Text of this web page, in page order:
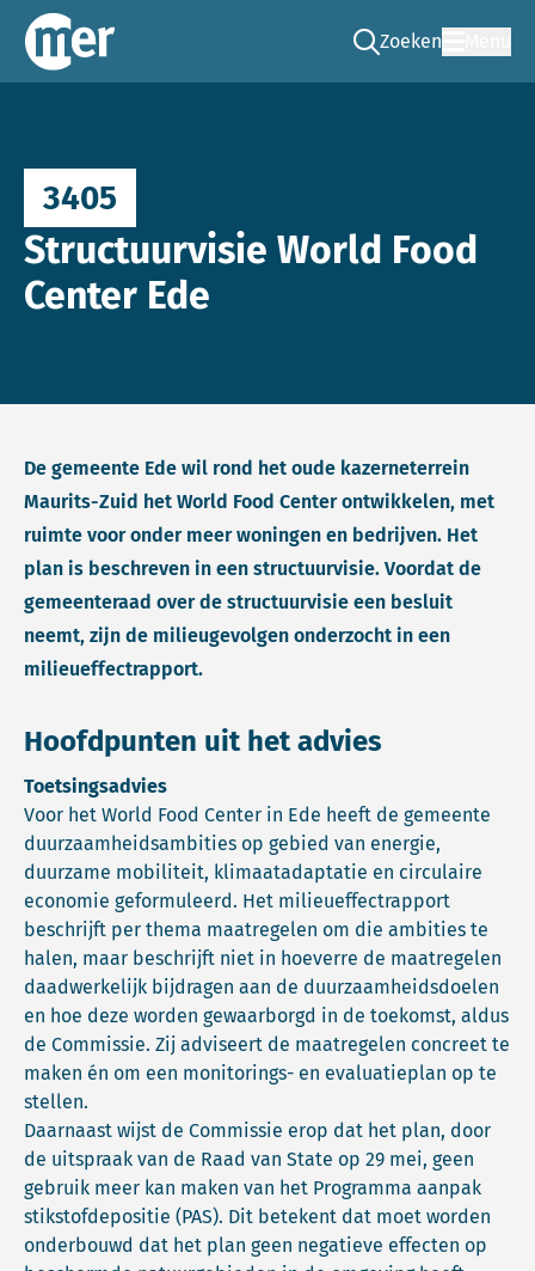
Commissie mer
Zoeken
Ga naar de zoek
3405
Structuurvisie World Food
Center Ede
De gemeente Ede wil rond het oude kazerneterrein
Maurits-Zuid het World Food Center ontwikkelen, met
ruimte voor onder meer woningen en bedrijven. Het
plan is beschreven in een structuurvisie. Voordat de
gemeenteraad over de structuurvisie een besluit
neemt, zijn de milieugevolgen onderzocht in een
milieueffectrapport.
Hoofdpunten uit het advies
Toetsingsadvies
Voor het World Food Center in Ede heeft de gemeente
duurzaamheidsambities op gebied van energie,
duurzame mobiliteit, klimaatadaptatie en circulaire
economie geformuleerd. Het milieueffectrapport
beschrijft per thema maatregelen om die ambities te
halen, maar beschrijft niet in hoeverre de maatregelen
daadwerkelijk bijdragen aan de duurzaamheidsdoelen
en hoe deze worden gewaarborgd in de toekomst, aldus
de Commissie. Zij adviseert de maatregelen concreet te
maken én om een monitorings- en evaluatieplan op te
stellen.
Daarnaast wijst de Commissie erop dat het plan, door
de uitspraak van de Raad van State op 29 mei, geen
gebruik meer kan maken van het Programma aanpak
stikstofdepositie (PAS). Dit betekent dat moet worden
onderbouwd dat het plan geen negatieve effecten op